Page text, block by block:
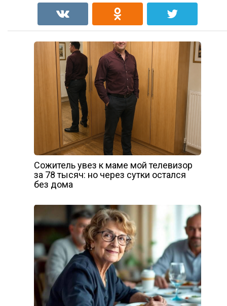
Сожитель увез к маме мой телевизор
за 78 тысяч: но через сутки остался
без дома